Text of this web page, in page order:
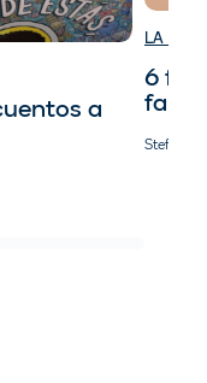
a
LA
6
Stefan